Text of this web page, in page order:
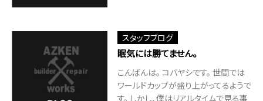
スタッフブログ
眠気には勝てません。
こんばんは。 コバヤシです。 世間では
ワールドカップが盛り上がってるようで
す。 しかし、僕はリアルタイムで見る事